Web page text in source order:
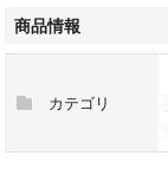
商品情報
カテゴリ